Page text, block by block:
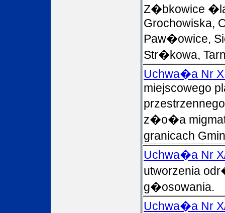
Z�bkowice
Grochowiska,
Paw�owice,
Str�kowa,
Uchwa�a Nr
miejscowego
z�o�a
granicach
Uchwa�a Nr
utworzenia
g�osowania.
Uchwa�a Nr